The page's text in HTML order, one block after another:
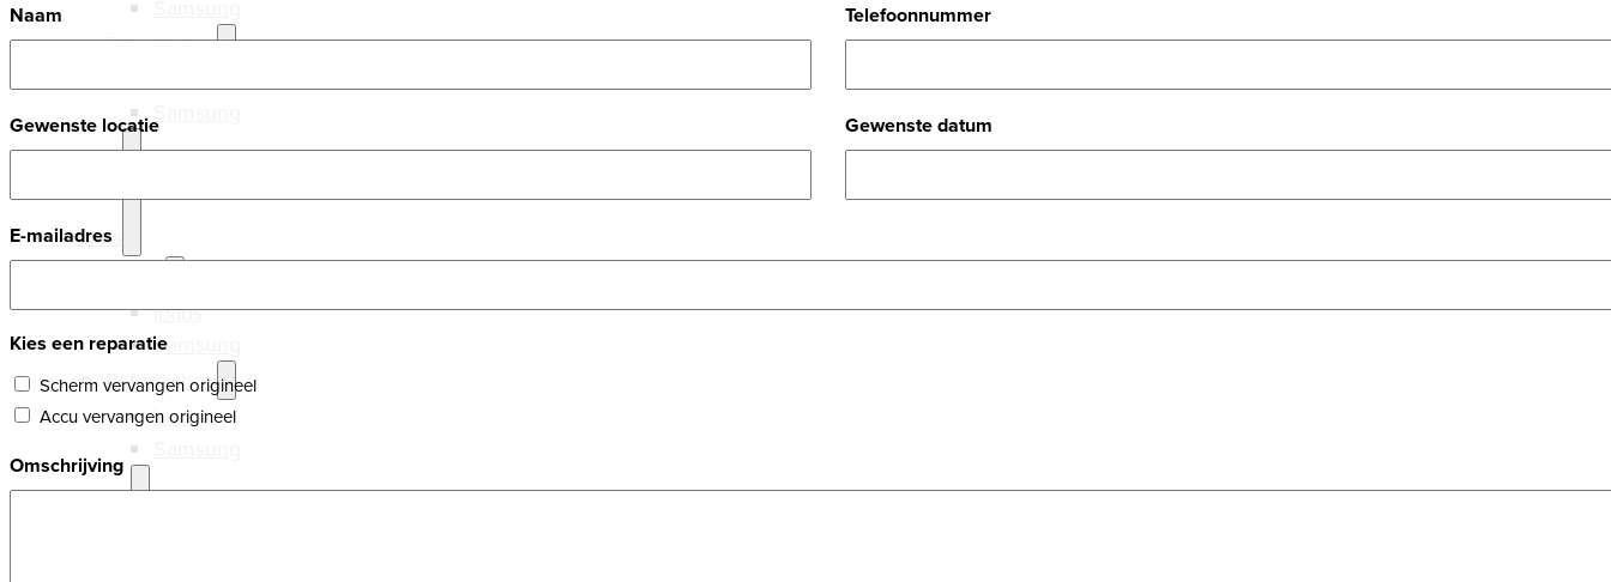
Refurbished
Tablets
Ipads
Samsung
Refurbished
Ipads
Naam Telefoonnummer
Gewenste locatie Gewenste datum
E-mailadres
Kies een reparatie
Scherm vervangen origineel
Accu vervangen origineel
Omschrijving